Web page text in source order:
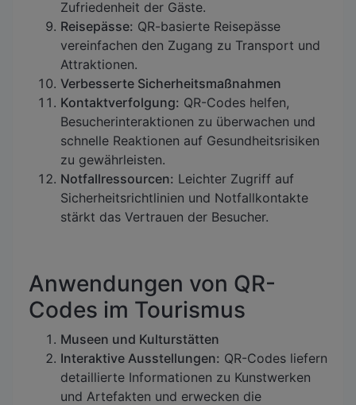
Zufriedenheit der Gäste.
Reisepässe: QR-basierte Reisepässe
vereinfachen den Zugang zu Transport und
Attraktionen.
Verbesserte Sicherheitsmaßnahmen
Kontaktverfolgung: QR-Codes helfen,
Besucherinteraktionen zu überwachen und
schnelle Reaktionen auf Gesundheitsrisiken
zu gewährleisten.
Notfallressourcen: Leichter Zugriff auf
Sicherheitsrichtlinien und Notfallkontakte
stärkt das Vertrauen der Besucher.
Anwendungen von QR-
Codes im Tourismus
Museen und Kulturstätten
Interaktive Ausstellungen: QR-Codes liefern
detaillierte Informationen zu Kunstwerken
und Artefakten und erwecken die